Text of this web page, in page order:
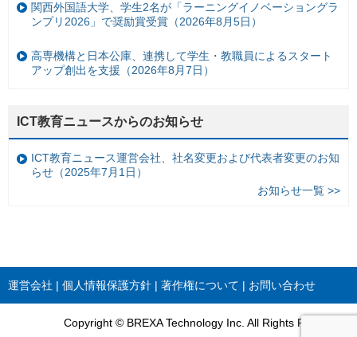
関西外国語大学、学生2名が「ラーニングイノベーショングラ
ンプリ2026」で奨励賞受賞（2026年8月5日）
高専機構と日本公庫、連携して学生・教職員によるスタート
アップ創出を支援（2026年8月7日）
ICT教育ニュースからのお知らせ
ICT教育ニュース運営会社、社名変更および代表者変更のお知
らせ（2025年7月1日）
お知らせ一覧 >>
運営会社 個人情報保護方針 著作権について お問い合わせ
Copyright © BREXA Technology Inc. All Rights Reserved.